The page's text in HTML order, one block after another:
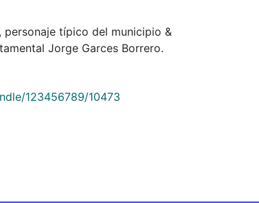
personaje típico del municipio &
Jorge Garces Borrero.
123456789/10473